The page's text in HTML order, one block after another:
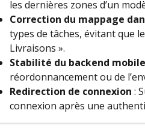
les dernières zones d’un
Correction du mappage
types de tâches, évitant que
Livraisons ».
Stabilité du backend mobile
réordonnancement ou de
Redirection de connexion :
connexion après une